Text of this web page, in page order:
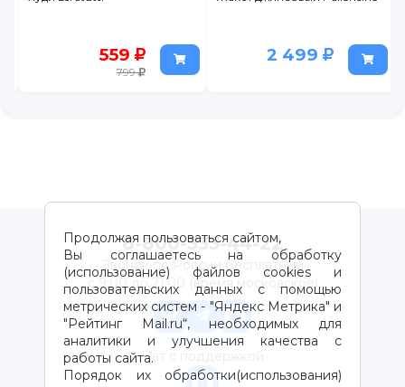
559
799
2 499
Продолжая пользоваться сайтом,
Вы соглашаетесь на обработку
(использование) файлов cookies и
пользовательских данных с помощью
метрических систем - "Яндекс Метрика" и
"Рейтинг Mail.ru“, необходимых для
аналитики и улучшения качества с
работы сайта.
Порядок их обработки(использования)
8-800-333-44-22
Звонок по России бесплатный
с 9:00 до 21:00 (время московское)
Чат с поддержкой